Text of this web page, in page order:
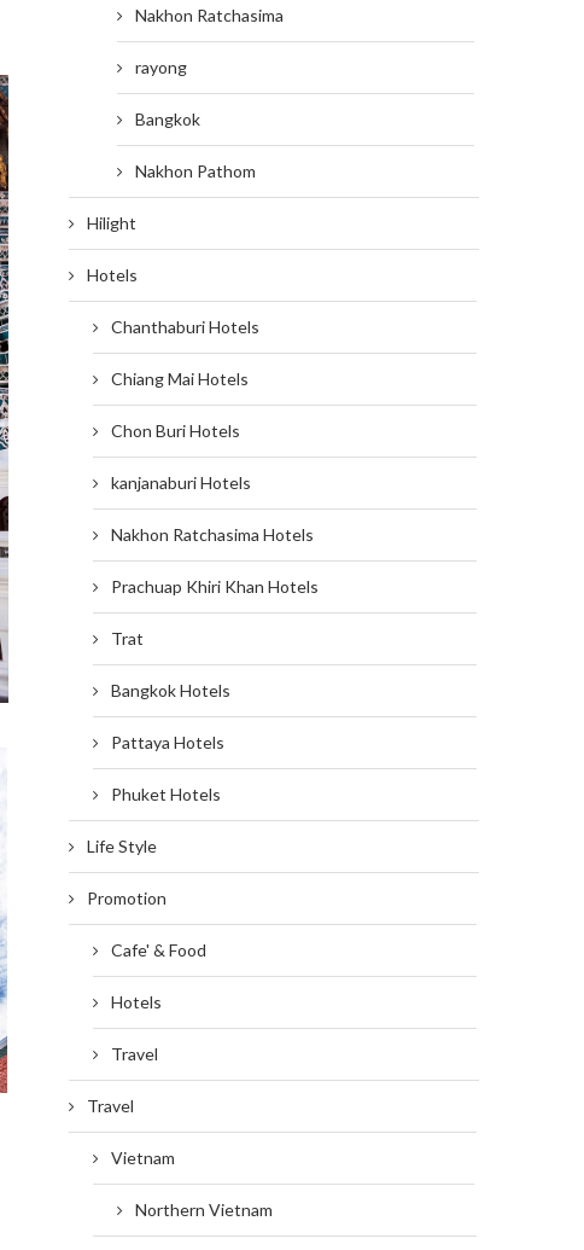
Nakhon Ratchasima
rayong
Bangkok
Nakhon Pathom
Hilight
Hotels
Chanthaburi Hotels
Chiang Mai Hotels
Chon Buri Hotels
kanjanaburi Hotels
Nakhon Ratchasima Hotels
Prachuap Khiri Khan Hotels
Trat
Bangkok Hotels
Pattaya Hotels
Phuket Hotels
Life Style
Promotion
Cafe' & Food
Hotels
Travel
Travel
Vietnam
Northern Vietnam